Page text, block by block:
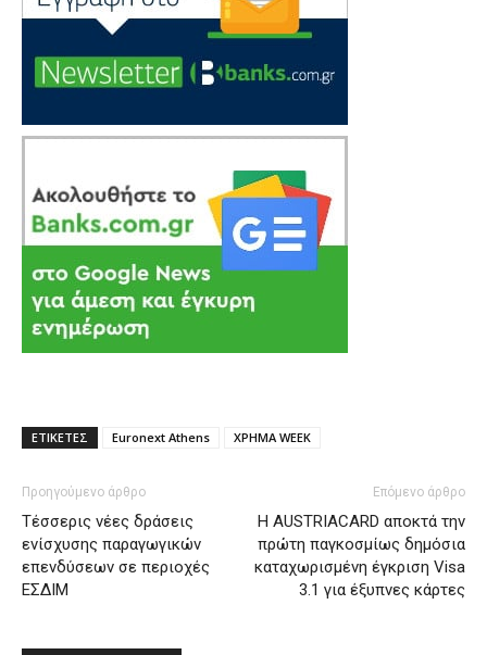
ΕΤΙΚΕΤΕΣ Euronext Athens ΧΡΗΜΑ WEEK
Προηγούμενο άρθρο
Τέσσερις νέες δράσεις
ενίσχυσης παραγωγικών
επενδύσεων σε περιοχές
ΕΣΔΙΜ
Επόμενο άρθρο
Η AUSTRIACARD αποκτά την
πρώτη παγκοσμίως δημόσια
καταχωρισμένη έγκριση Visa
3.1 για έξυπνες κάρτες